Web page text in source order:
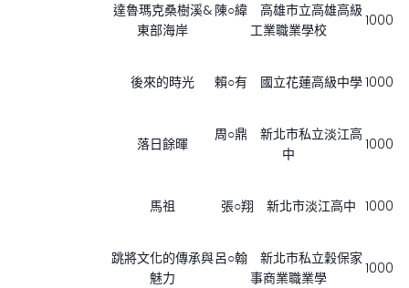
達魯瑪克桑樹溪&
東部海岸
陳○緯 高雄市立高雄高級
工業職業學校
1000
後來的時光 賴○有 國立花蓮高級中學1000
落日餘暉
周○鼎 新北市私立淡江高
中
1000
馬祖 張○翔 新北市淡江高中 1000
跳將文化的傳承與
魅力
呂○翰 新北市私立穀保家
事商業職業學
1000